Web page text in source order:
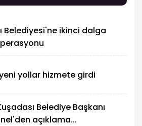
Belediyesi'ne ikinci dalga
yollar hizmete girdi
Belediye Başkanı
açıklama...